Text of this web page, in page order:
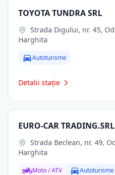
TOYOTA TUNDRA SRL
Harghita
Autoturisme
Detalii stație
EURO-CAR TRADING.SRL
Harghita
Moto / ATV Autoturisme